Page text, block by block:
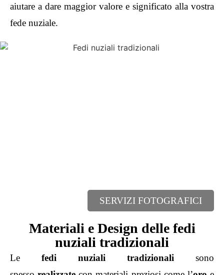
aiutare a dare maggior valore e significato alla vostra
fede nuziale.
SERVIZI FOTOGRAFICI
Materiali e Design delle fedi
nuziali tradizionali
Le fedi nuziali tradizionali sono